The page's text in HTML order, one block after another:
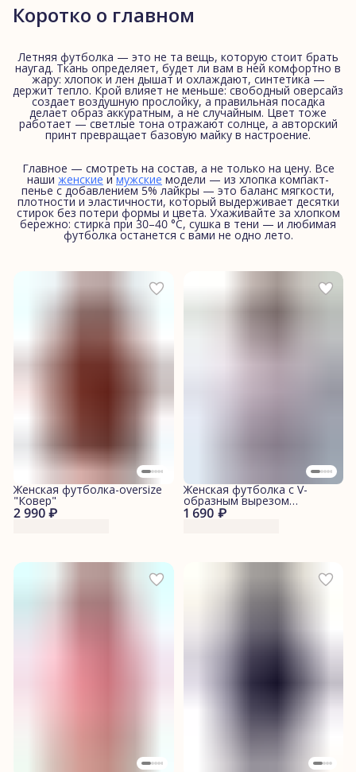
Коротко о главном
Летняя футболка — это не та вещь, которую стоит брать
наугад. Ткань определяет, будет ли вам в ней комфортно в
жару: хлопок и лен дышат и охлаждают, синтетика —
держит тепло. Крой влияет не меньше: свободный оверсайз
создает воздушную прослойку, а правильная посадка
делает образ аккуратным, а не случайным. Цвет тоже
работает — светлые тона отражают солнце, а авторский
принт превращает базовую майку в настроение.
Главное — смотреть на состав, а не только на цену. Все
наши женские имужские модели — из хлопка компакт-
пенье с добавлением 5% лайкры — это баланс мягкости,
плотности и эластичности, который выдерживает десятки
стирок без потери формы и цвета. Ухаживайте за хлопком
бережно: стирка при 30–40 °C, сушка в тени — и любимая
футболка останется с вами не одно лето.
2 990 ₽
Женская футболка-oversize
"Ковер"
1 690 ₽
Женская футболка с V-
образным вырезом
"Морские котики"